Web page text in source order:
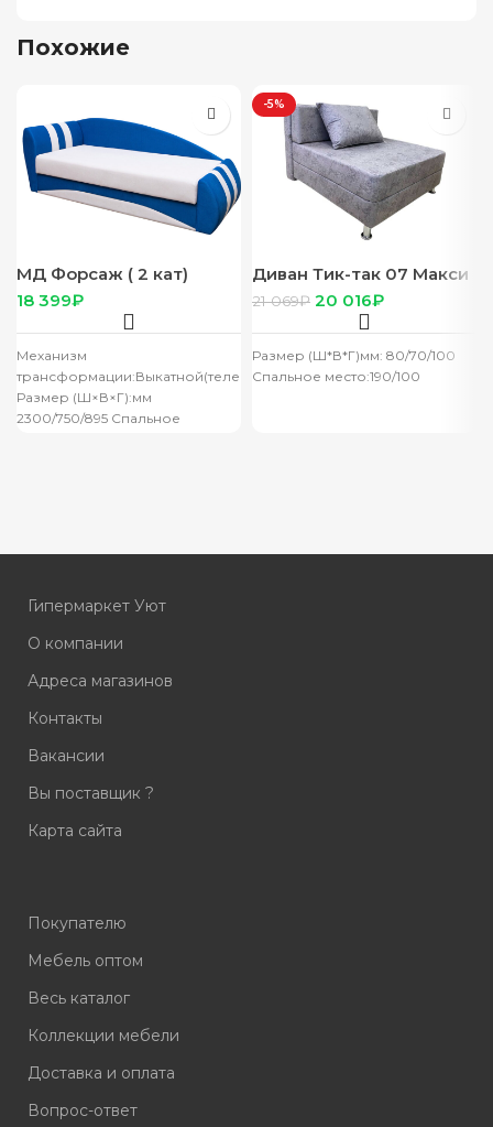
Похожие
МД Форсаж ( 2 кат)
₽
Механизм
трансформации:Выкатной(телескоп)
Размер (Ш×В×Г):мм
2300/750/895 Спальное
-5%
Диван Тик-так 07 Макси
21 069₽ 20 016₽
Размер (Ш*В*Г)мм: 80/70/100
Спальное место:190/100
Гипермаркет Уют
О компании
Адреса магазинов
Контакты
Вакансии
Вы поставщик ?
Карта сайта
Покупателю
Мебель оптом
Весь каталог
Коллекции мебели
Доставка и оплата
Вопрос-ответ